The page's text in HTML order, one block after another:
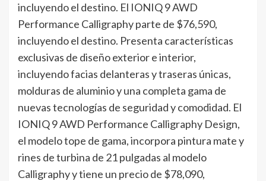
incluyendo el destino. El IONIQ 9 AWD
Performance Calligraphy parte de $76,590,
incluyendo el destino. Presenta características
exclusivas de diseño exterior e interior,
incluyendo facias delanteras y traseras únicas,
molduras de aluminio y una completa gama de
nuevas tecnologías de seguridad y comodidad. El
IONIQ 9 AWD Performance Calligraphy Design,
el modelo tope de gama, incorpora pintura mate y
rines de turbina de 21 pulgadas al modelo
Calligraphy y tiene un precio de $78,090,